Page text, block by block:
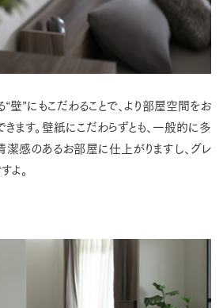
壁”にもこだわることで、より部屋空間をお
ます。壁紙にこだわらずとも、一般的に多
潔感のあるお部屋に仕上がりますし、グレ
よ。